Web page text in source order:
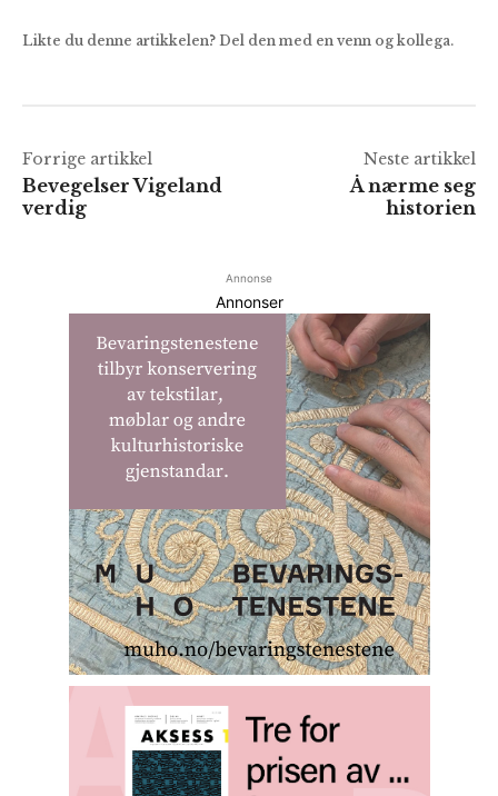
Likte du denne artikkelen? Del den med en venn og kollega.
Forrige artikkel
Bevegelser Vigeland
verdig
Neste artikkel
Å nærme seg
historien
Annonse
Annonser